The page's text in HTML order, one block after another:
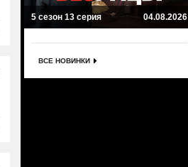
5 сезон 13 серия 04.08.2026
ВСЕ НОВИНКИ